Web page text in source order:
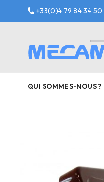
+33(0)4 79 84 34 50
QUI SOMMES-NOUS ?